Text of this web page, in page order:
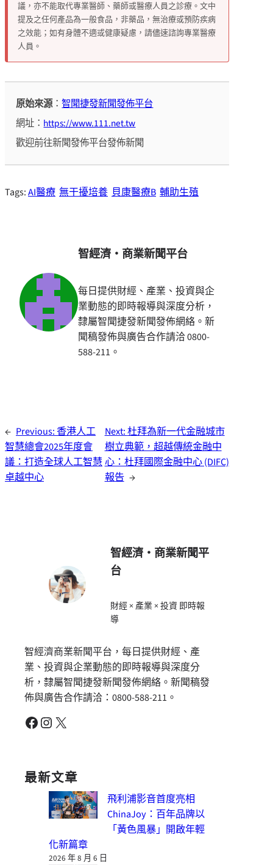
議，亦不能取代專業醫師、藥師或醫療人員之診療。文中
提及之任何產品為一般食品，非藥品，無治療或預防疾病
之效能；如有身體不適或健康疑慮，請儘速諮詢專業醫療
人員。
原始來源：智聞捷發新聞發佈平台
網址： https://www.111.net.tw
歡迎前往新聞發佈平台發佈新聞
Tags:AI醫療 無干擾培養 貝康醫療B 輔助生殖
智經濟・商業新聞平台
每日提供財經、產業、投資與企
業動態的即時報導與深度分析，
隸屬智聞捷發新聞發佈網絡。新
聞稿發佈與廣告合作請洽 0800-
588-211。
← Previous:香港人工
智慧總會2025年度會
議：打造全球人工智慧
卓越中心
Next:杜拜為新一代金融城市
樹立典範，超越傳統金融中
心：杜拜國際金融中心 (DIFC)
報告 →
智經濟・商業新聞平
台
財經 × 產業 × 投資 即時報
導
智經濟商業新聞平台，每日提供財經、產
業、投資與企業動態的即時報導與深度分
析，隸屬智聞捷發新聞發佈網絡。新聞稿發
佈與廣告合作請洽：0800-588-211。
Facebook Instagram X
最新文章
飛利浦影音首度亮相
ChinaJoy：百年品牌以
「黃色風暴」開啟年輕
化新篇章
2026 年 8 月 6 日